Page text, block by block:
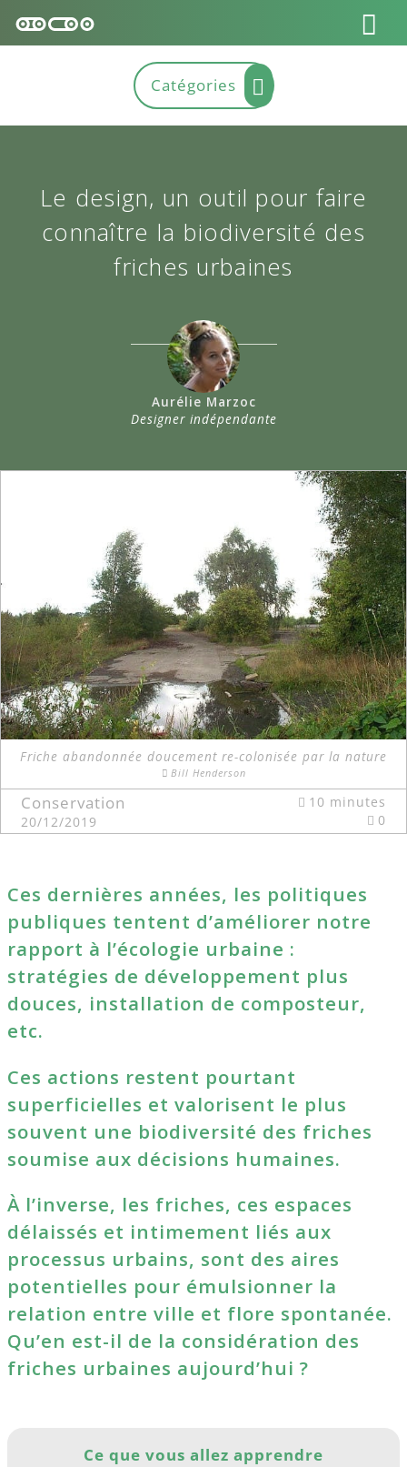
Le design, un outil pour faire
connaître la biodiversité des
friches urbaines
Aurélie Marzoc
Designer indépendante
Friche abandonnée doucement re-colonisée par la nature
Bill Henderson
Conservation
20/12/2019
10 minutes
0
Ces dernières années, les politiques
publiques tentent d’améliorer notre
rapport à l’écologie urbaine :
stratégies de développement plus
douces, installation de composteur,
etc.
Ces actions restent pourtant
superficielles et valorisent le plus
souvent une biodiversité des friches
soumise aux décisions humaines.
À l’inverse, les friches, ces espaces
délaissés et intimement liés aux
processus urbains, sont des aires
potentielles pour émulsionner la
relation entre ville et flore spontanée.
Qu’en est-il de la considération des
friches urbaines aujourd’hui ?
Ce que vous allez apprendre